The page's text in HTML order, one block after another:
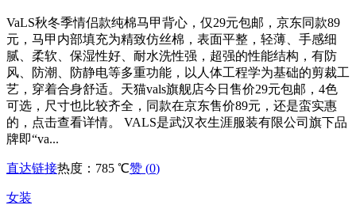
VaLS秋冬季情侣款纯棉马甲背心，仅29元包邮，京东同款89
元，马甲内部填充为精致仿丝棉，表面平整，轻薄、手感细
腻、柔软、保湿性好、耐水洗性强，超强的性能结构，有防
风、防潮、防静电等多重功能，以人体工程学为基础的剪裁工
艺，穿着合身舒适。天猫vals旗舰店今日售价29元包邮，4色
可选，尺寸也比较齐全，同款在京东售价89元，还是蛮实惠
的，点击查看详情。 VALS是武汉衣生涯服装有限公司旗下品
牌即“va...
直达链接热度：785 ℃赞 (0)
女装